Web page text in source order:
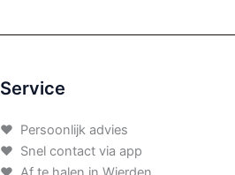
Service
♥ Persoonlijk advies
♥ Snel contact via app